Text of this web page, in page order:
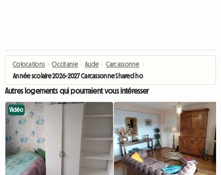
Colocations › Occitanie › Aude › Carcassonne ›
Année scolaire 2026-2027 Carcassonne Shared housing 4 occupants
Autres logements qui pourraient vous intéresser
Vidéo